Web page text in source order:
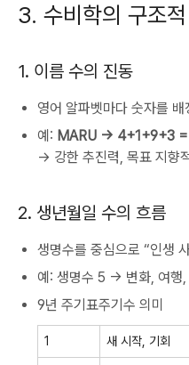
3. 수비학의 구조
1. 이름 수의 진동
영어 알파벳마다 숫자를
예: MARU → 4+1+9+3
→ 강한 추진력, 목표 지향
2. 생년월일 수의 흐름
생명수를 중심으로 “인생
예: 생명수 5 → 변화, 여행,
9년 주기표주기수 의미
1 새 시작, 기회